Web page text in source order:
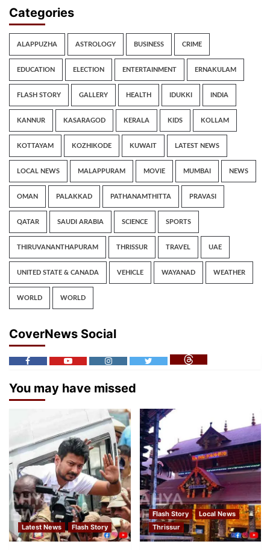
Categories
ALAPPUZHA ASTROLOGY BUSINESS CRIME
EDUCATION ELECTION ENTERTAINMENT ERNAKULAM
FLASH STORY GALLERY HEALTH IDUKKI INDIA
KANNUR KASARAGOD KERALA KIDS KOLLAM
KOTTAYAM KOZHIKODE KUWAIT LATEST NEWS
LOCAL NEWS MALAPPURAM MOVIE MUMBAI NEWS
OMAN PALAKKAD PATHANAMTHITTA PRAVASI
QATAR SAUDI ARABIA SCIENCE SPORTS
THIRUVANANTHAPURAM THRISSUR TRAVEL UAE
UNITED STATE & CANADA VEHICLE WAYANAD WEATHER
WORLD WORLD
CoverNews Social
You may have missed
Latest News Flash Story
Flash Story
Local News
Thrissur